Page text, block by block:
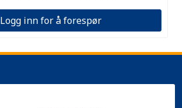
Logg inn for å forespør